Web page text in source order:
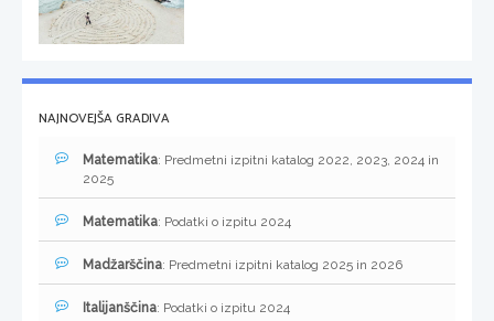
NAJNOVEJŠA GRADIVA
Matematika: Predmetni izpitni katalog 2022, 2023, 2024 in
2025
Matematika: Podatki o izpitu 2024
Madžarščina: Predmetni izpitni katalog 2025 in 2026
Italijanščina: Podatki o izpitu 2024